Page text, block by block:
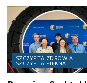
SZCZYPTA ZDROWIA
SZCZYPTA PIĘKNA